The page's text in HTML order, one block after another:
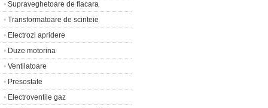
• Supraveghetoare de flacara
• Transformatoare de scinteie
• Electrozi apridere
• Duze motorina
• Ventilatoare
• Presostate
• Electroventile gaz